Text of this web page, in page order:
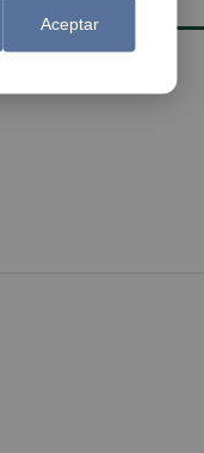
Aceptar